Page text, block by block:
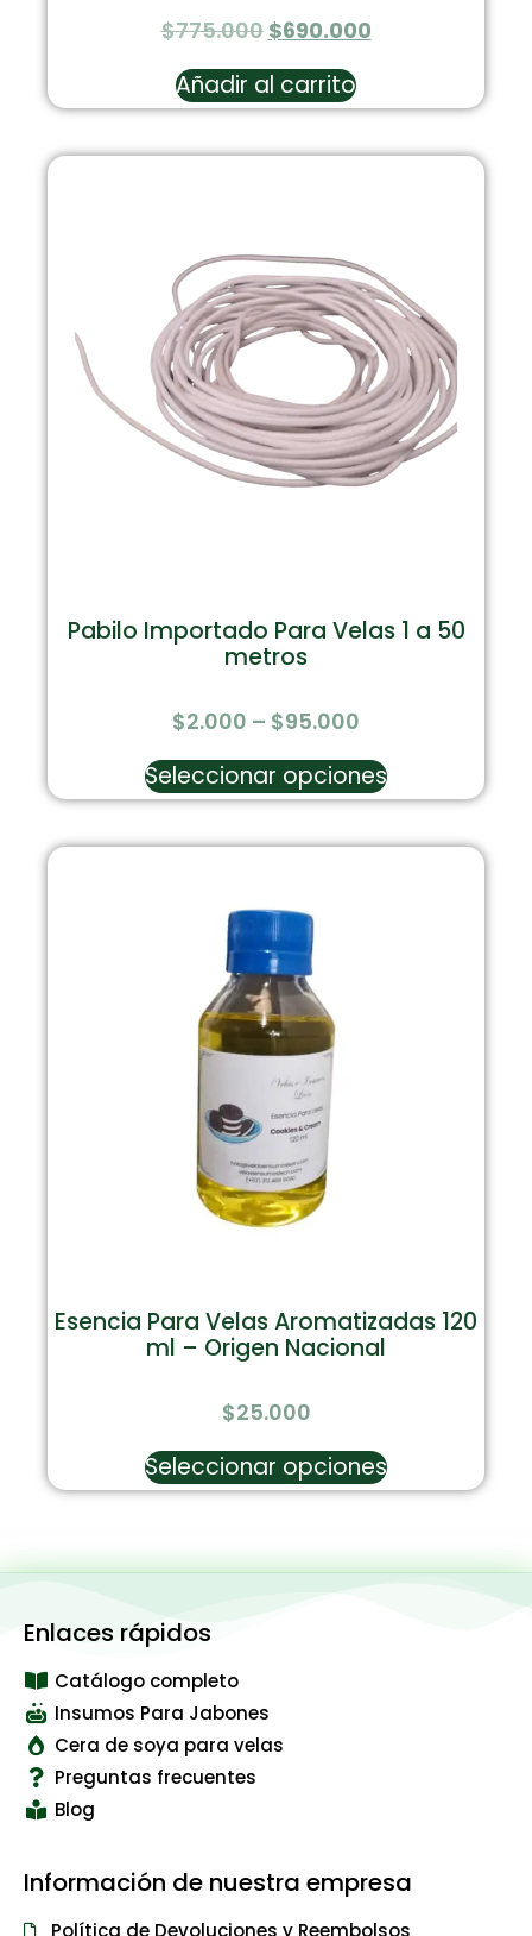
$775.000 $690.000
Añadir al carrito
Pabilo Importado Para Velas 1 a 50
metros
$2.000 – $95.000
Seleccionar opciones
Esencia Para Velas Aromatizadas 120
ml – Origen Nacional
$25.000
Seleccionar opciones
Enlaces rápidos
Catálogo completo
Insumos Para Jabones
Cera de soya para velas
Preguntas frecuentes
Blog
Información de nuestra empresa
Política de Devoluciones y Reembolsos